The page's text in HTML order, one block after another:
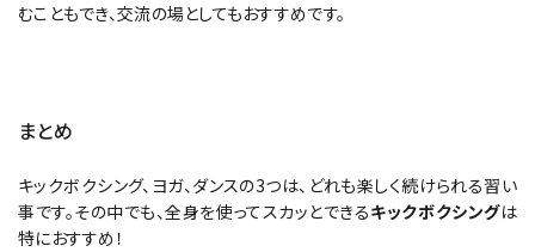
むこともでき、交流の場としてもおすすめです。
まとめ
キックボクシング、ヨガ、ダンスの3つは、どれも楽しく続けられる習い
事です。その中でも、全身を使ってスカッとできるキックボクシングは
特におすすめ！